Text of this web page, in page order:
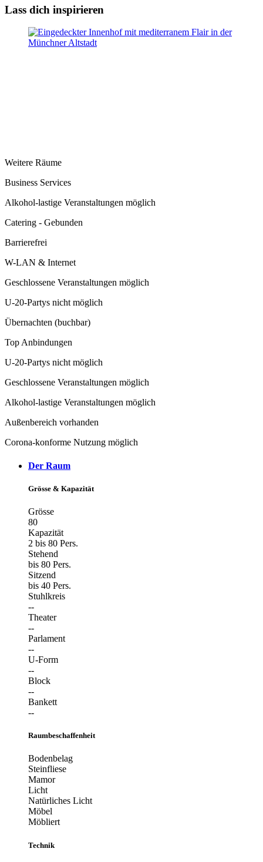
Lass dich inspirieren
Weitere Räume
Business Services
Alkohol-lastige Veranstaltungen möglich
Catering - Gebunden
Barrierefrei
W-LAN & Internet
Geschlossene Veranstaltungen möglich
U-20-Partys nicht möglich
Übernachten (buchbar)
Top Anbindungen
U-20-Partys nicht möglich
Geschlossene Veranstaltungen möglich
Alkohol-lastige Veranstaltungen möglich
Außenbereich vorhanden
Corona-konforme Nutzung möglich
Der Raum
Grösse & Kapazität
Grösse
80
Kapazität
2 bis 80 Pers.
Stehend
bis 80 Pers.
Sitzend
bis 40 Pers.
Stuhlkreis
--
Theater
--
Parlament
--
U-Form
--
Block
--
Bankett
--
Raumbeschaffenheit
Bodenbelag
Steinfliese
Mamor
Licht
Natürliches Licht
Möbel
Möbliert
Technik